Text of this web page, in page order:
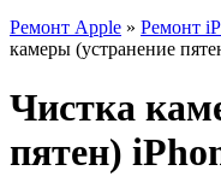
Ремонт Apple » Ремонт
камеры (устранение
Чистка
пятен)